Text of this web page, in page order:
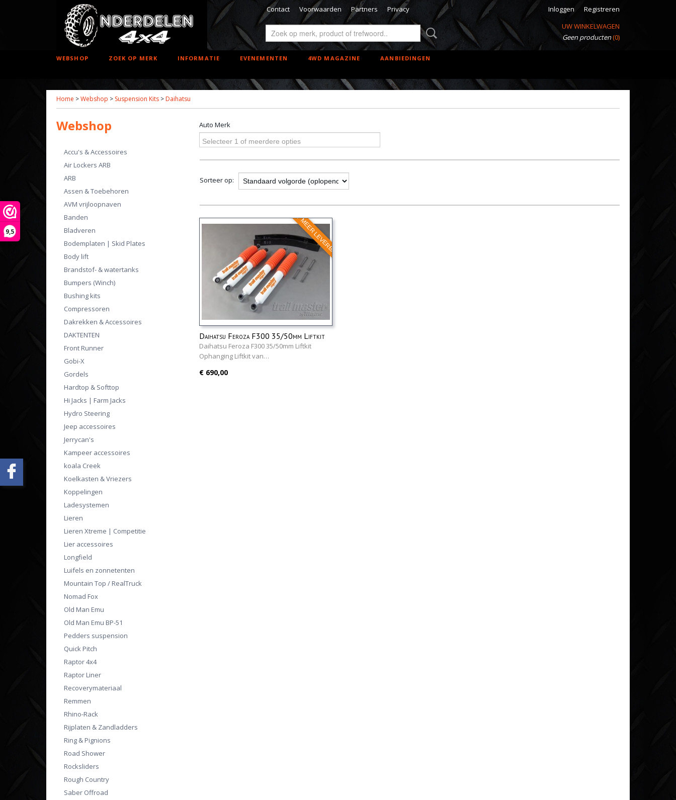
9,5
Contact Voorwaarden Partners Privacy Inloggen
Registreren
UW WINKELWAGEN
Geen producten(0)
WEBSHOP ZOEK OP MERK INFORMATIE EVENEMENTEN 4WD MAGAZINE AANBIEDINGEN
Home >Webshop > Suspension Kits > Daihatsu
Webshop
Accu's & Accessoires
Air Lockers ARB
ARB
Assen & Toebehoren
AVM vrijloopnaven
Banden
Bladveren
Bodemplaten | Skid Plates
Body lift
Brandstof- & watertanks
Bumpers (Winch)
Bushing kits
Compressoren
Dakrekken & Accessoires
DAKTENTEN
Front Runner
Gobi-X
Gordels
Hardtop & Softtop
Hi Jacks | Farm Jacks
Hydro Steering
Jeep accessoires
Jerrycan's
Kampeer accessoires
koala Creek
Koelkasten & Vriezers
Koppelingen
Ladesystemen
Lieren
Lieren Xtreme | Competitie
Lier accessoires
Longfield
Luifels en zonnetenten
Mountain Top / RealTruck
Nomad Fox
Old Man Emu
Old Man Emu BP-51
Pedders suspension
Quick Pitch
Raptor 4x4
Raptor Liner
Recoverymateriaal
Remmen
Rhino-Rack
Rijplaten & Zandladders
Ring & Pignions
Road Shower
Rocksliders
Rough Country
Saber Offroad
Auto Merk
Selecteer 1 of meerdere opties
Sorteer op:
NIET MEER LEVERBAAR
Daihatsu Feroza F300 35/50mm Liftkit
Daihatsu Feroza F300 35/50mm Liftkit
Ophanging Liftkit van…
€ 690,00